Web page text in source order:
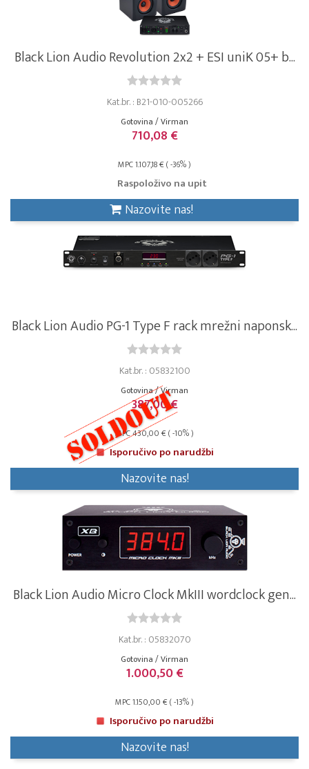
Black Lion Audio Revolution 2x2 + ESI uniK 05+ b...
Kat.br. : B21-010-005266
Gotovina / Virman
710,08 €
MPC 1.107,18 € ( -36% )
Raspoloživo na upit
Nazovite nas!
Black Lion Audio PG-1 Type F rack mrežni naponsk...
Kat.br. : 05832100
Gotovina / Virman
387,00 €
MPC 430,00 € ( -10% )
Isporučivo po narudžbi
Nazovite nas!
Black Lion Audio Micro Clock MkIII wordclock gen...
Kat.br. : 05832070
Gotovina / Virman
1.000,50 €
MPC 1.150,00 € ( -13% )
Isporučivo po narudžbi
Nazovite nas!